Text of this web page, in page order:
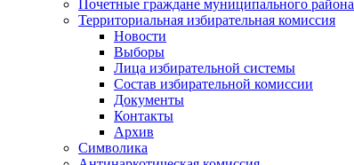
Почетные граждане муниципального района
Территориальная избирательная комиссия
Новости
Выборы
Лица избирательной системы
Состав избирательной комиссии
Документы
Контакты
Архив
Символика